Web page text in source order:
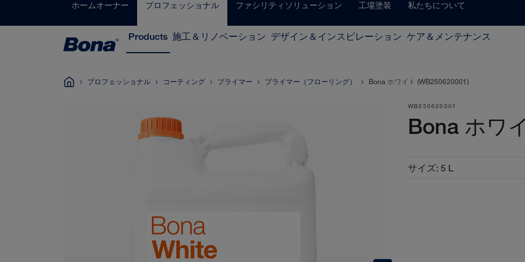
ホームオーナー プロフェッショナル ファシリティソリューション 工場塗装 私たちについて
Products 施工＆リノベーション デザイン＆インスピレーション ケア＆メンテナンス
プロフェッショナル コーティング プライマー プライマー（フローリング） Bona ホワイト (WB250620001)
WB250620001
Bona ホワ
サイズ: 5 L